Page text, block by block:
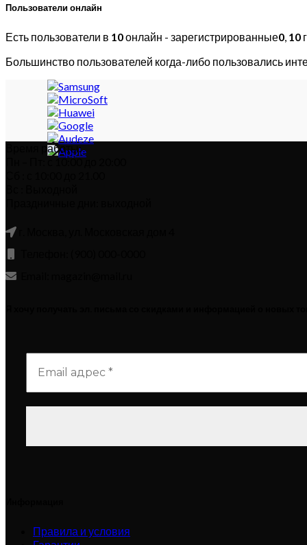
Пользователи онлайн
Есть пользователи в 10онлайн - зарегистрированные0, 10
Большинство пользователей когда-либо пользовались
Время работы:
Пн – Пт: с 10:00 до 20:00
Правила и условия